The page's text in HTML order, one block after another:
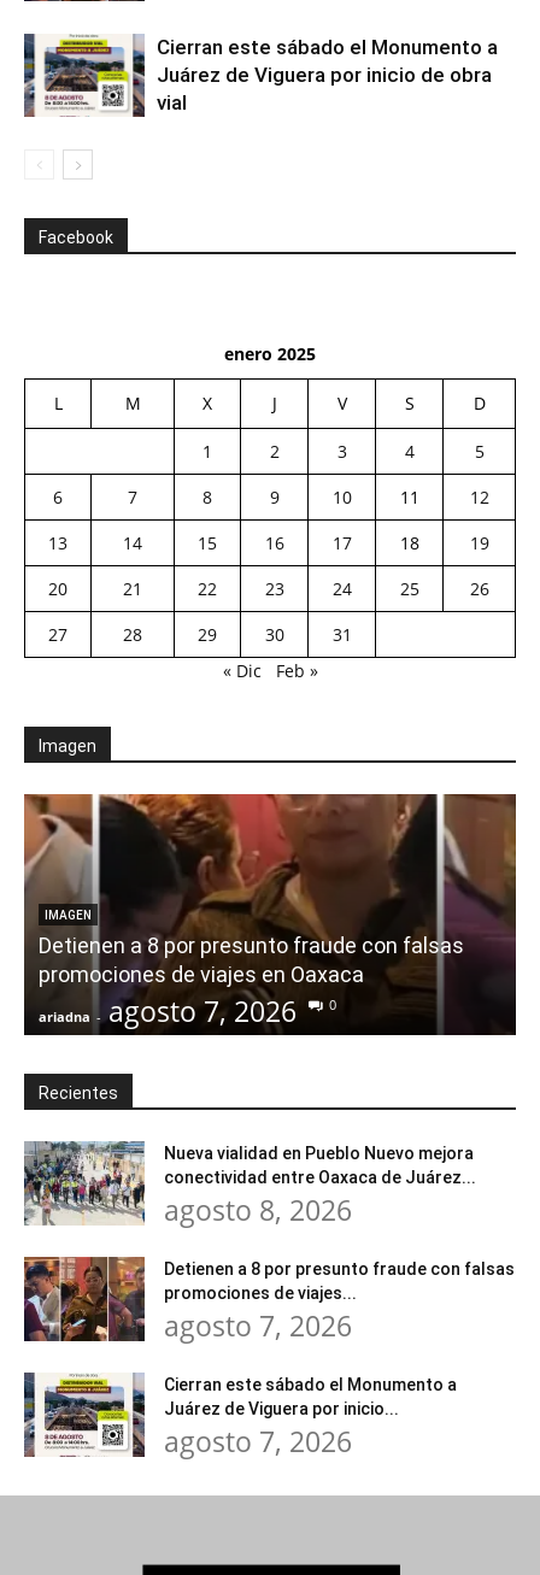
Cierran este sábado el Monumento a
Juárez de Viguera por inicio de obra
vial
Facebook
enero 2025
L M X J V S D
1 2 3 4
5
6
7 8 9 10 11
12
13
14 15 16 17 18
19
20
21 22 23 24 25
26
27
28 29 30
31
« Dic
Feb »
Imagen
IMAGEN
Detienen a 8 por presunto fraude con falsas
promociones de viajes en Oaxaca
ariadna - agosto 7, 2026 0
Recientes
Nueva vialidad en Pueblo Nuevo mejora
conectividad entre Oaxaca de Juárez...
agosto 8, 2026
Detienen a 8 por presunto fraude con falsas
promociones de viajes...
agosto 7, 2026
Cierran este sábado el Monumento a
Juárez de Viguera por inicio...
agosto 7, 2026